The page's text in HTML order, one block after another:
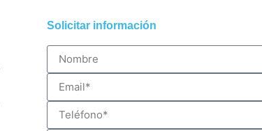
Solicitar información